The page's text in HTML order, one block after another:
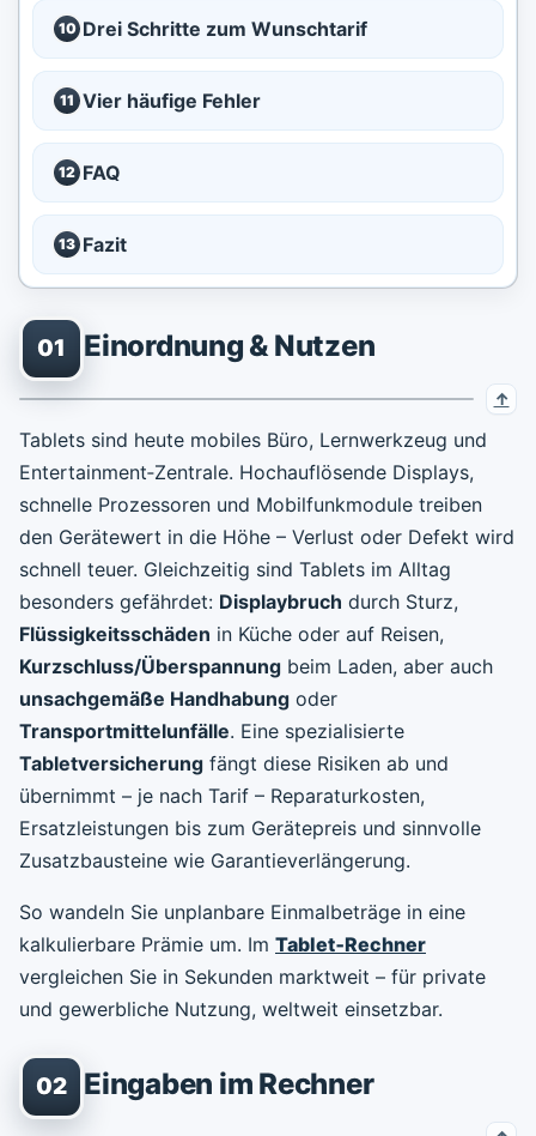
10 Drei Schritte zum Wunschtarif
11 Vier häufige Fehler
12 FAQ
13 Fazit
01 Einordnung & Nutzen
Tablets sind heute mobiles Büro, Lernwerkzeug und
Entertainment‑Zentrale. Hochauflösende Displays,
schnelle Prozessoren und Mobilfunkmodule treiben
den Gerätewert in die Höhe – Verlust oder Defekt wird
schnell teuer. Gleichzeitig sind Tablets im Alltag
besonders gefährdet: Displaybruch durch Sturz,
Flüssigkeitsschäden in Küche oder auf Reisen,
Kurzschluss/Überspannung beim Laden, aber auch
unsachgemäße Handhabung oder
Transportmittelunfälle. Eine spezialisierte
Tabletversicherung fängt diese Risiken ab und
übernimmt – je nach Tarif – Reparaturkosten,
Ersatzleistungen bis zum Gerätepreis und sinnvolle
Zusatzbausteine wie Garantieverlängerung.
So wandeln Sie unplanbare Einmalbeträge in eine
kalkulierbare Prämie um. Im Tablet‑Rechner
vergleichen Sie in Sekunden marktweit – für private
und gewerbliche Nutzung, weltweit einsetzbar.
02 Eingaben im Rechner